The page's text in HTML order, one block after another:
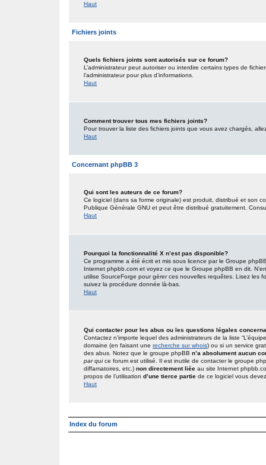
Haut
Fichiers joints
Quels fichiers joints sont autorisés sur ce forum?
L’administrateur peut autoriser ou interdire certains types de
l’administrateur pour plus d’informations.
Haut
Comment trouver tous mes fichiers joints?
Pour trouver la liste des fichiers joints que vous avez chargés,
Haut
Concernant phpBB 3
Qui sont les auteurs de ce forum?
Ce logiciel (dans sa forme originale) est produit, distribué et son
Publique Générale GNU et peut être distribué gratuitement.
Haut
Pourquoi la fonctionnalité X n’est pas disponible?
Ce programme a été écrit et mis sous licence par le Groupe
Internet phpbb.com et voyez ce que le Groupe phpBB en dit.
utilise SourceForge pour gérer ces nouvelles requêtes. Lisez les
suivez la procédure donnée là-bas.
Haut
Qui contacter pour les abus ou les questions légales
Contactez n’importe lequel des administrateurs de la liste
domaine (en faisant une recherche sur whois) ou si un service
des abus. Notez que le groupe phpBB n’a absolument aucun
par quice forum est utilisé. Il est inutile de contacter le groupe
diffamatoires, etc.) non directement liée au site Internet
propos de l’utilisation d’une tierce partie de ce logiciel vous
Haut
Index du forum